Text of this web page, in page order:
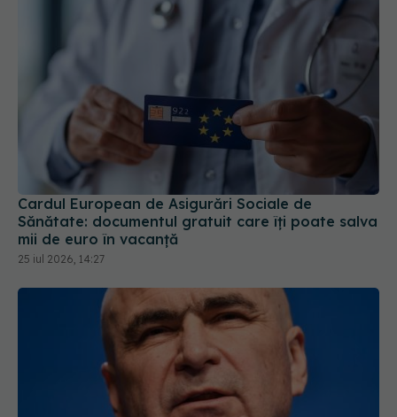
Cardul European de Asigurări Sociale de
Sănătate: documentul gratuit care îți poate salva
mii de euro în vacanță
25 iul 2026, 14:27